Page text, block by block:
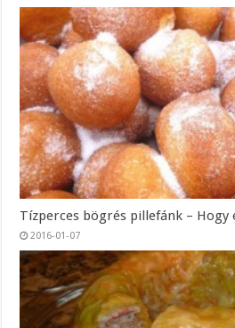
Tízperces bögrés pillefánk – Hogy
2016-01-07